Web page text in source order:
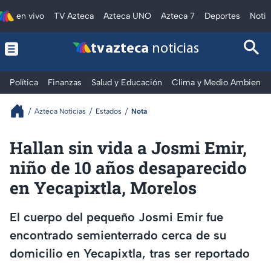
en vivo TV Azteca Azteca UNO Azteca 7 Deportes
tv azteca noticias
Política Finanzas Salud y Educación Clima y Medio Ambiente
Azteca Noticias Estados Nota
Hallan sin vida a Josmi Emir,
niño de 10 años desaparecido
en Yecapixtla, Morelos
El cuerpo del pequeño Josmi Emir fue
encontrado semienterrado cerca de su
domicilio en Yecapixtla, tras ser reportado